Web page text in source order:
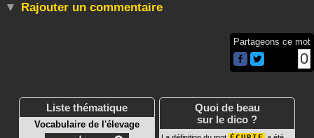
Rajouter un commentaire
Partageons ce mot
0
Liste thématique
Vocabulaire de l'élevage
Quoi de beau
sur le dico ?